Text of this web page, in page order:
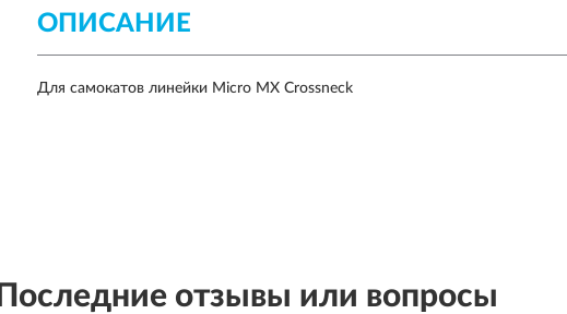
ОПИСАНИЕ
Для самокатов линейки Micro MX Crossneck
Последние отзывы или вопросы